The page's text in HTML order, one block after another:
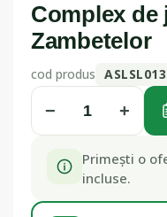
Complex de
Zambetelor
cod produs ASLSL013
− +
Primești o
incluse.